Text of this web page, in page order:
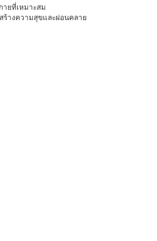
ยที่เหมาะสม
ร้างความสุขและผ่อนคลาย